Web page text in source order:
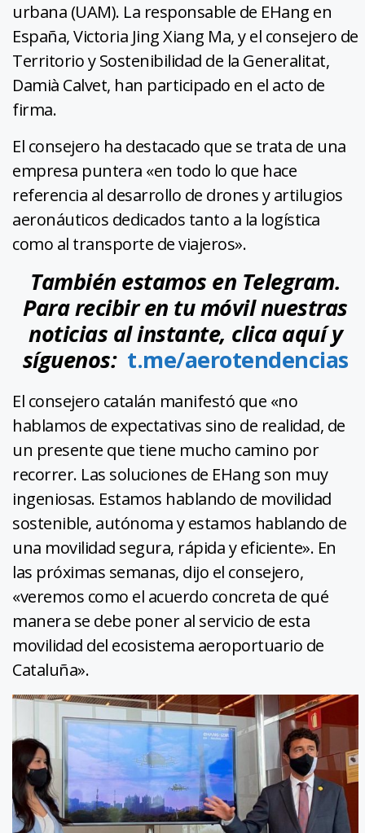
urbana (UAM). La responsable de EHang en
España, Victoria Jing Xiang Ma, y el consejero de
Territorio y Sostenibilidad de la Generalitat,
Damià Calvet, han participado en el acto de
firma.
El consejero ha destacado que se trata de una
empresa puntera «en todo lo que hace
referencia al desarrollo de drones y artilugios
aeronáuticos dedicados tanto a la logística
como al transporte de viajeros».
También estamos en Telegram.
Para recibir en tu móvil nuestras
noticias al instante, clica aquí y
síguenos: t.me/aerotendencias
El consejero catalán manifestó que «no
hablamos de expectativas sino de realidad, de
un presente que tiene mucho camino por
recorrer. Las soluciones de EHang son muy
ingeniosas. Estamos hablando de movilidad
sostenible, autónoma y estamos hablando de
una movilidad segura, rápida y eficiente». En
las próximas semanas, dijo el consejero,
«veremos como el acuerdo concreta de qué
manera se debe poner al servicio de esta
movilidad del ecosistema aeroportuario de
Cataluña».